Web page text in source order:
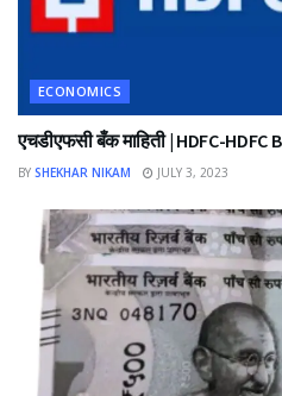
ECONOMICS
एचडीएफसी बँक माहिती | HDFC-
BY SHEKHAR NIKAM JULY 3, 2023